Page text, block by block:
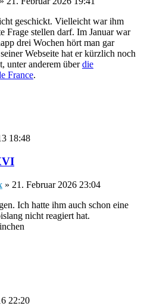
geschickt. Vielleicht war ihm
Frage stellen darf. Im Januar war
drei Wochen hört man gar
Webseite hat er kürzlich noch
unter anderem überdie
France.
18:48
» 21. Februar 2026 23:04
Ich hatte ihm auch schon eine
nicht reagiert hat.
22:20